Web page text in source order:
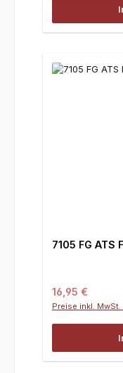
7105 FG
Regulärer Preis:
16,95 €
Preise inkl.